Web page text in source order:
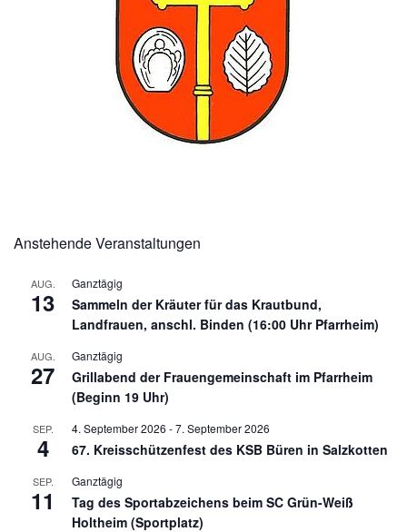
Anstehende Veranstaltungen
AUG.
13
Ganztägig
Sammeln der Kräuter für das Krautbund,
Landfrauen, anschl. Binden (16:00 Uhr Pfarrheim)
AUG.
27
Ganztägig
Grillabend der Frauengemeinschaft im Pfarrheim
(Beginn 19 Uhr)
SEP.
4
4. September 2026 -7. September 2026
67. Kreisschützenfest des KSB Büren in Salzkotten
SEP.
11
Ganztägig
Tag des Sportabzeichens beim SC Grün-Weiß
Holtheim (Sportplatz)